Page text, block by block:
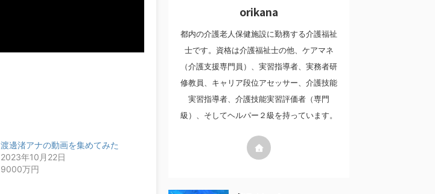
渡邊渚アナの動画を集めてみた
2023年10月22日
9000万円
orikana
都内の介護老人保健施設に勤務する介護福祉
士です。資格は介護福祉士の他、ケアマネ
（介護支援専門員）、実習指導者、実務者研
修教員、キャリア段位アセッサー、介護技能
実習指導者、介護技能実習評価者（専門
級）、そしてヘルパー２級を持っています。